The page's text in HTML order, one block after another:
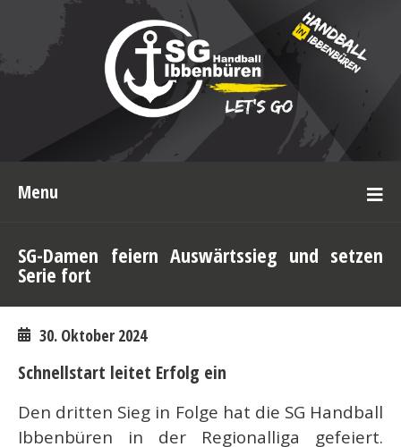
Menu
SG-Damen feiern Auswärtssieg und setzen
Serie fort
30. Oktober 2024
Schnellstart leitet Erfolg ein
Den dritten Sieg in Folge hat die SG Handball
Ibbenbüren in der Regionalliga gefeiert.